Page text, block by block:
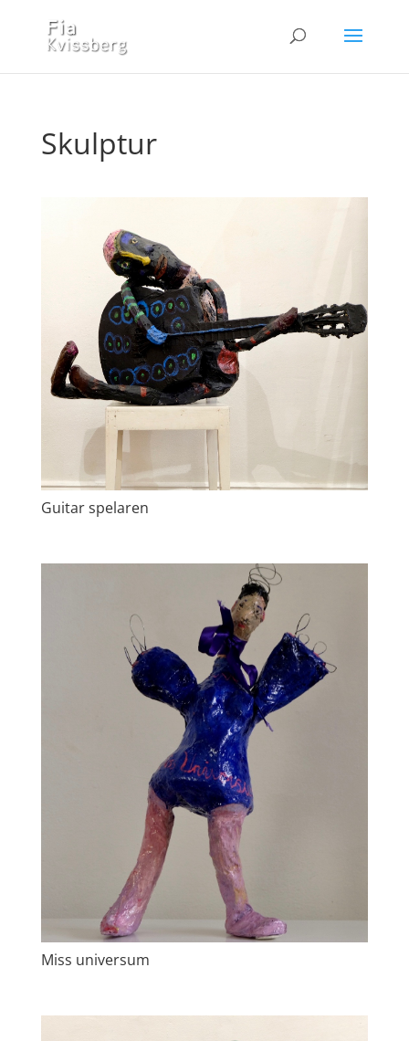
Skulptur
Guitar spelaren
Miss universum